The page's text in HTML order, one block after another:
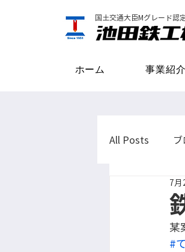
国土交通大臣Mグレード認
ホーム 事業紹介
All Posts
7月
某
#